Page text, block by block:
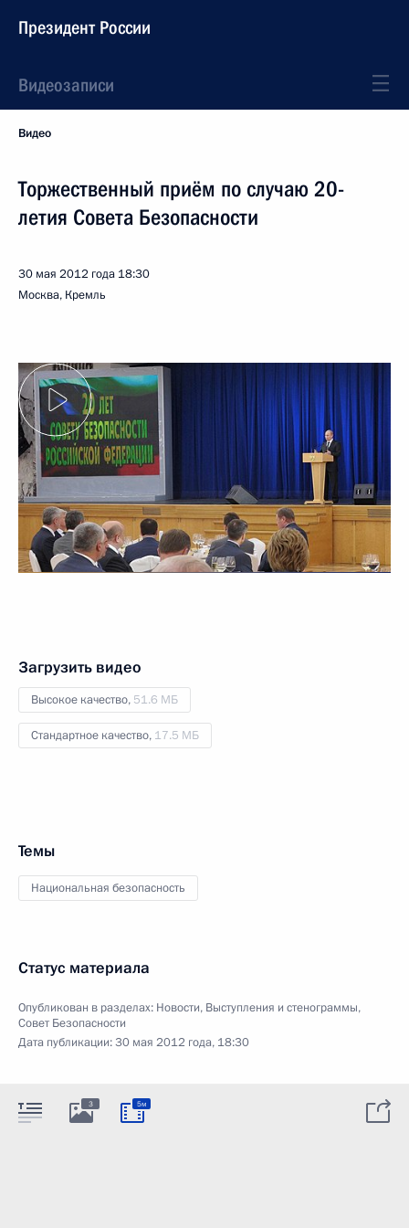
Президент России
Видеозаписи
Видео
Торжественный приём по случаю 20-
летия Совета Безопасности
30 мая 2012 года 18:30
Москва, Кремль
Загрузить видео
Высокое качество, 51.6 МБ
Стандартное качество, 17.5 МБ
Темы
Национальная безопасность
Статус материала
Опубликован в разделах: Новости, Выступления и стенограммы,
Совет Безопасности
Дата публикации:30 мая 2012 года, 18:30
3 5м